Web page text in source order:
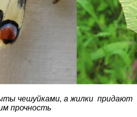
чешуйками, а жилки придают
прочность